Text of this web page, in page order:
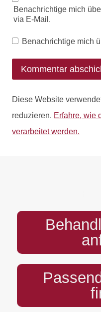
Benachrichtige mich
via E-Mail.
Benachrichtige mich
Diese Website
reduzieren. Erfahre, wie
verarbeitet werden.